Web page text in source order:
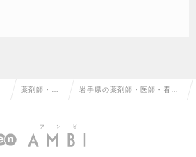
薬剤師・医 岩手県の薬剤師・医師・看護